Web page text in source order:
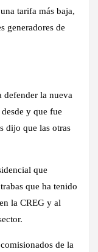
tarifa más baja,
generadores de
defender la nueva
y que fue
dijo que las otras
que
que ha tenido
la CREG y al
de la